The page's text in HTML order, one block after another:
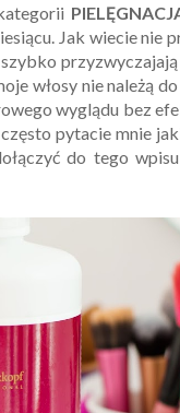
Jak wiecie nie
włosy nie należą
wyglądu bez
pytacie mnie
do tego